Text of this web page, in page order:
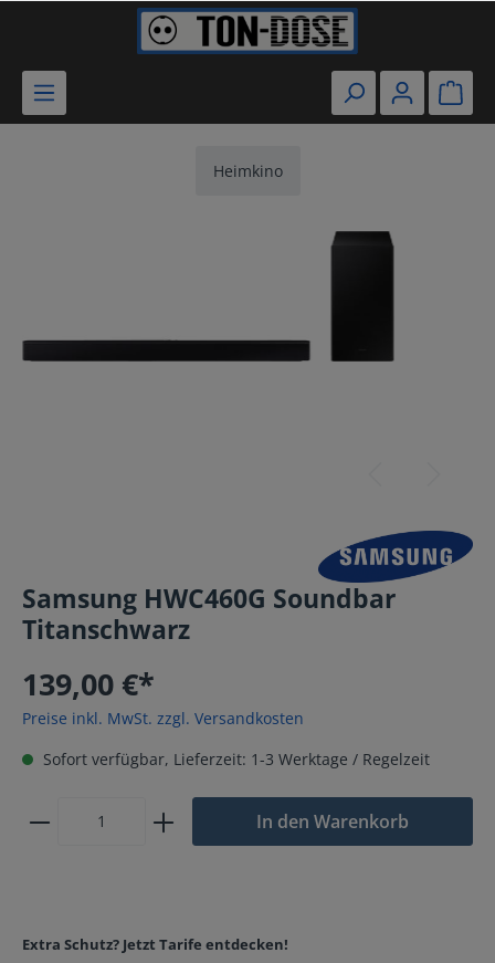
Heimkino
Samsung HWC460G Soundbar
Titanschwarz
139,00 €*
Preise inkl. MwSt. zzgl. Versandkosten
Sofort verfügbar, Lieferzeit: 1-3 Werktage / Regelzeit
In den Warenkorb
Extra Schutz? Jetzt Tarife entdecken!